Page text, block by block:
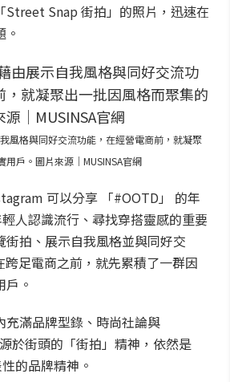
Street Snap 街拍」的照片，迅速在
風格與同好交流功能，在經營電商前，就凝聚
用戶。圖片來源｜MUSINSA官網
可以分享 「#OOTD」 的年
人認識流行、尋找穿搭靈感的重要
街拍、展示自我風格並與同好交
跨足電商之前，就先累積了一群因
。
充滿品牌型錄、時尚社論與
於街頭的「街拍」精神，依然是
的品牌精神。